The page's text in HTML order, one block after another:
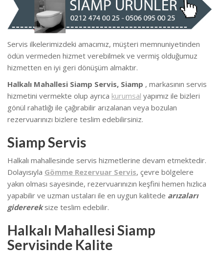
Servis ilkelerimizdeki amacımız, müşteri memnuniyetinden
ödün vermeden hizmet verebilmek ve vermiş olduğumuz
hizmetten en iyi geri dönüşüm almaktır.
Halkalı Mahallesi Siamp Servis, Siamp , markasının servis
hizmetini vermekte olup ayrıca kurumsal yapımız ile bizleri
gönül rahatlığı ile çağırabilir arızalanan veya bozulan
rezervuarınızı bizlere teslim edebilirsiniz.
Siamp Servis
Halkalı mahallesinde servis hizmetlerine devam etmektedir.
Dolayısıyla Gömme Rezervuar Servis, çevre bölgelere
yakın olması sayesinde, rezervuarınızın keşfini hemen hızlıca
yapabilir ve uzman ustaları ile en uygun kalitede arızaları
giderereksize teslim edebilir.
Halkalı Mahallesi Siamp
Servisinde Kalite